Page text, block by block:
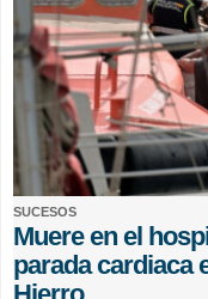
SUCESOS
Muere en el
parada cardiaca